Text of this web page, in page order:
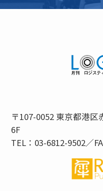
〒107-0052 東京都港
6F
TEL：03-6812-9502／